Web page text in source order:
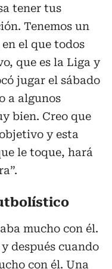
tener tus
Tenemos un
el que todos
que es la Liga y
jugar el sábado
a algunos
bien. Creo que
y esta
le toque, hará
mucho con él.
después cuando
con él. Una